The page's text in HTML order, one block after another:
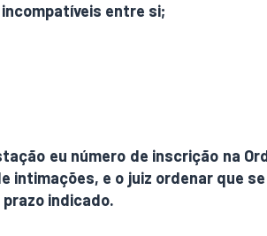
entre si;
eu número de inscrição na
intimações, e o juiz ordenar que
indicado.